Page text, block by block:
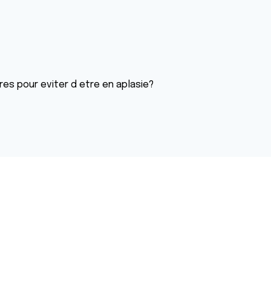
pour eviter d etre en aplasie?